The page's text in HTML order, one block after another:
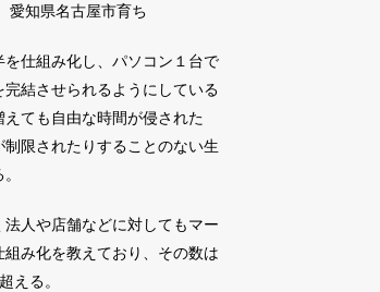
知県名古屋市育ち
を仕組み化し、パソコン１台で
完結させられるようにしている
えても自由な時間が侵された
制限されたりすることのない生
法人や店舗などに対してもマー
組み化を教えており、その数は
える。